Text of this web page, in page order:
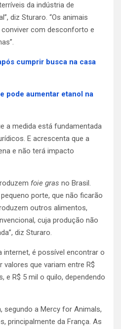
da indústria de
diz Sturaro. “Os animais
com desconforto e
cumprir busca na casa
pode aumentar etanol na
a medida está fundamentada
E acrescenta que a
e não terá impacto
foie gras no Brasil.
porte, que não ficarão
outros alimentos,
cuja produção não
diz Sturaro.
internet, é possível encontrar o
que variam entre R$
e R$ 5 mil o quilo, dependendo
segundo a Mercy for Animals,
principalmente da França. As